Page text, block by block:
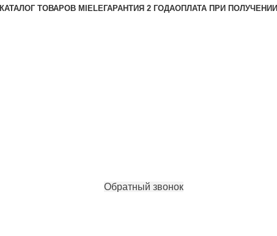
КАТАЛОГ ТОВАРОВ MIELEГАРАНТИЯ 2 ГОДАОПЛАТА ПРИ ПОЛУЧЕНИИ
Обратный звонок